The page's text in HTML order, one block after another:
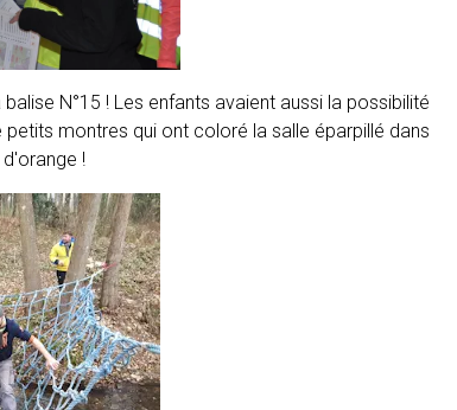
N°15 ! Les enfants avaient aussi la possibilité
montres qui ont coloré la salle éparpillé dans
!